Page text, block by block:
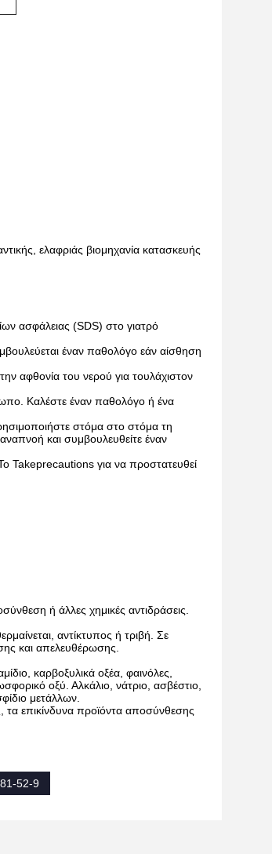
ελαφριάς βιομηχανία κατασκευής
ασφάλειας (SDS) στο γιατρό
έναν παθολόγο εάν αίσθηση
αφθονία του νερού για τουλάχιστον
Καλέστε έναν παθολόγο ή ένα
στόμα στο στόμα τη
και συμβουλευθείτε έναν
Takeprecautions για να προστατευθεί
ή άλλες χημικές αντιδράσεις.
αντίκτυπος ή τριβή. Σε
και απελευθέρωσης.
καρβοξυλικά οξέα, φαινόλες,
οξύ. Αλκάλιο, νάτριο, ασβέστιο,
μετάλλων.
επικίνδυνα προϊόντα αποσύνθεσης
52-9